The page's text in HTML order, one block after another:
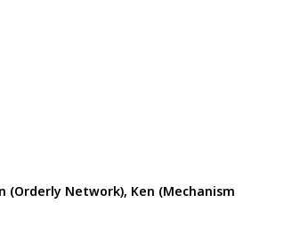
(Orderly Network), Ken (Mechanism